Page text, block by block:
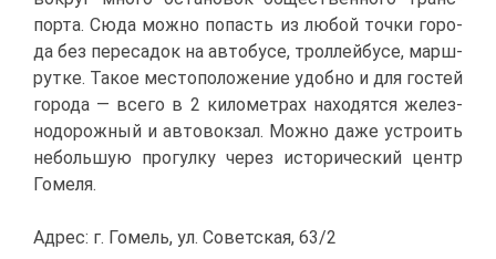
пор­та. Сю­да мож­но по­пасть из лю­бой точ­ки го­ро­
да без пе­ре­са­док на ав­то­бу­се, трол­лей­бу­се, марш­
рут­ке. Та­кое ме­сто­по­ло­же­ние удоб­но и для го­стей
го­ро­да — все­го в 2 ки­ло­мет­рах на­хо­дят­ся же­лез­
но­до­рож­ный и ав­то­вок­зал. Мож­но да­же устро­ить
неболь­шую про­гул­ку че­рез ис­то­ри­че­ский центр
Го­ме­ля.
Ад­рес: г. Го­мель, ул. Со­вет­ская, 63/2